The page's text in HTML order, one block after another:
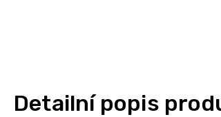
Detailní popis